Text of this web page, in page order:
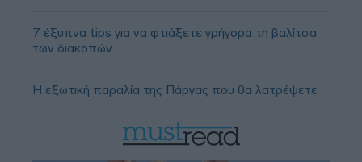
7 έξυπνα tips για να φτιάξετε γρήγορα τη βαλίτσα
των διακοπών
Η εξωτική παραλία της Πάργας που θα λατρέψετε